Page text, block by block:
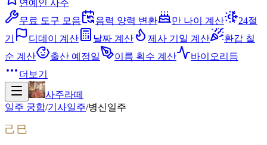
연예인 사주
무료 도구 모음
음력 양력 변환 만 나이 계산
24절
기
디데이 계산 날짜 계산 제사 기일 계산
환갑 칠
순 계산
출산 예정일 이름 획수 계산
바이오리듬
더보기
사주라떼
일주 궁합/기사일주/병신일주
己巳